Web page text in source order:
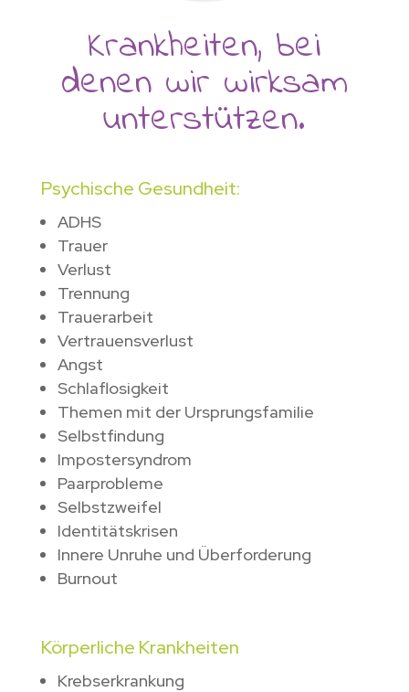
Krankheiten, bei
denen wir wirksam
unterstützen.
Psychische Gesundheit:
ADHS
Trauer
Verlust
Trennung
Trauerarbeit
Vertrauensverlust
Angst
Schlaflosigkeit
Themen mit der Ursprungsfamilie
Selbstfindung
Impostersyndrom
Paarprobleme
Selbstzweifel
Identitätskrisen
Innere Unruhe und Überforderung
Burnout
Körperliche Krankheiten
Krebserkrankung